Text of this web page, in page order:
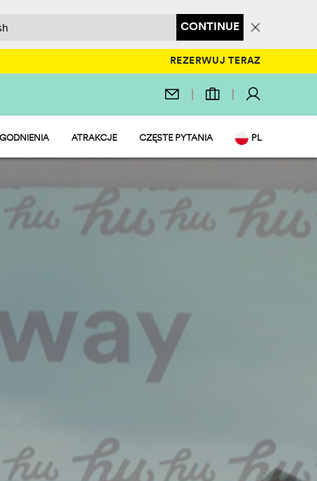
CONTINUE
REZERWUJ TERAZ
WODNY
I ZABAWA
ATRAKCJE CZĘSTE PYTANIA PL
IT
NL
FR